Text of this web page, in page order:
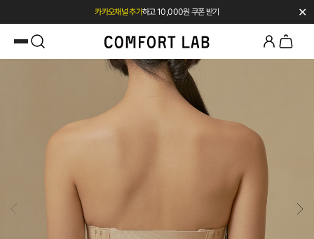
첫 구매 시 베스트셀러 50% 즉시 할인 ✕